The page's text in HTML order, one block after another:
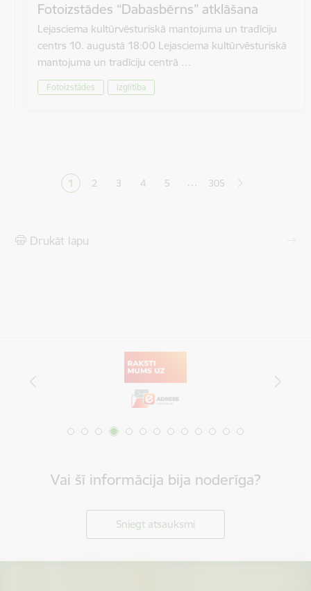
Fotoizstādes “Dabasbērns” atklāšana
Lejasciema kultūrvēsturiskā mantojuma un tradīciju
centrs 10. augustā 18:00 Lejasciema kultūrvēsturiskā
mantojuma un tradīciju centrā …
Fotoizstādes Izglītība
Pašreizējā lapa
1 Lapa
2 Lapa
3 Lapa
4 Lapa
5 … 305
Drukāt lapu
Vai šī informācija bija noderīga?
Sniegt atsauksmi